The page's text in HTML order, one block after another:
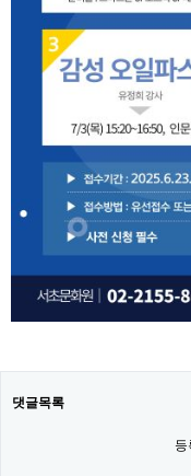
댓글목록
등